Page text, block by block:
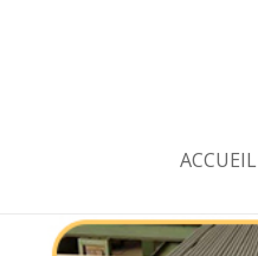
ACCUEIL